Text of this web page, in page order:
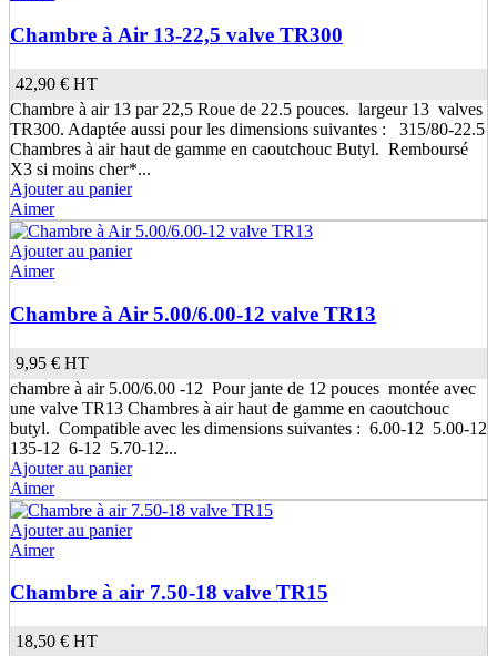
Chambre à Air 13-22,5 valve TR300
42,90 € HT
Chambre à air 13 par 22,5 Roue de 22.5 pouces. largeur 13 valves
TR300. Adaptée aussi pour les dimensions suivantes : 315/80-22.5
Chambres à air haut de gamme en caoutchouc Butyl. Remboursé
X3 si moins cher*...
Ajouter au panier
Aimer
Ajouter au panier
Aimer
Chambre à Air 5.00/6.00-12 valve TR13
9,95 € HT
chambre à air 5.00/6.00 -12 Pour jante de 12 pouces montée avec
une valve TR13 Chambres à air haut de gamme en caoutchouc
butyl. Compatible avec les dimensions suivantes : 6.00-12 5.00-12
135-12 6-12 5.70-12...
Ajouter au panier
Aimer
Ajouter au panier
Aimer
Chambre à air 7.50-18 valve TR15
18,50 € HT